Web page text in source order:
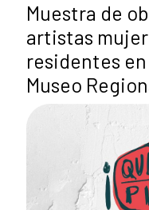
Muestra de
artistas
residentes en
Museo